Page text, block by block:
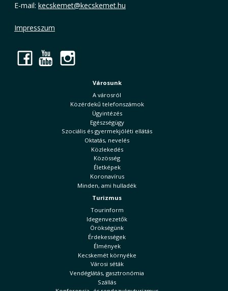
E-mail: kecskemet@kecskemet.hu
Impresszum
Facebook
YouTube
Városunk
A városról
Közérdekű telefonszámok
Ügyintézés
Egészségügy
Szociális és gyermekjóléti ellátás
Oktatás, nevelés
Közlekedés
Közösség
Életképek
Koronavírus
Minden, ami hulladék
Turizmus
Tourinform
Idegenvezetők
Örökségünk
Érdekességek
Élmények
Kecskemét környéke
Városi séták
Vendéglátás, gasztronómia
Szállás